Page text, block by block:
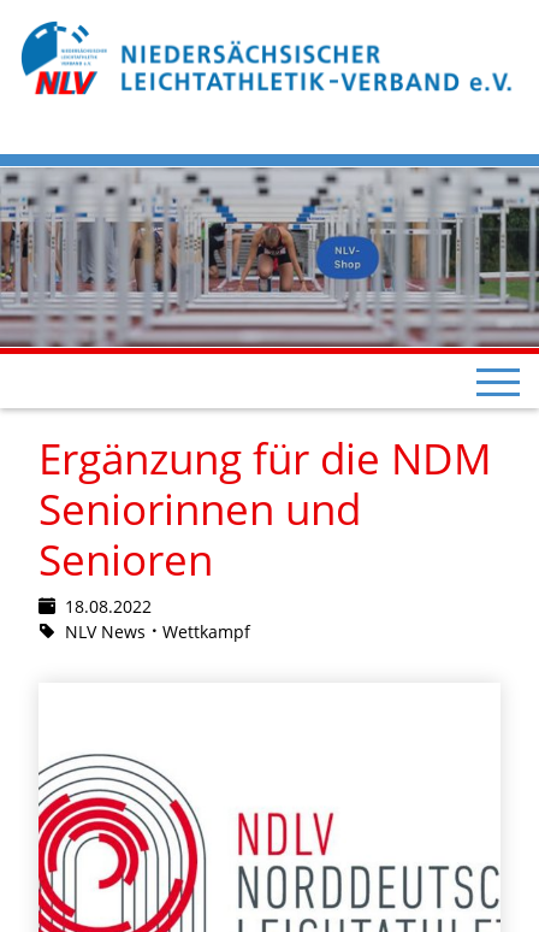
Ergänzung für die NDM
Seniorinnen und
Senioren
18.08.2022
NLV News
Wettkampf